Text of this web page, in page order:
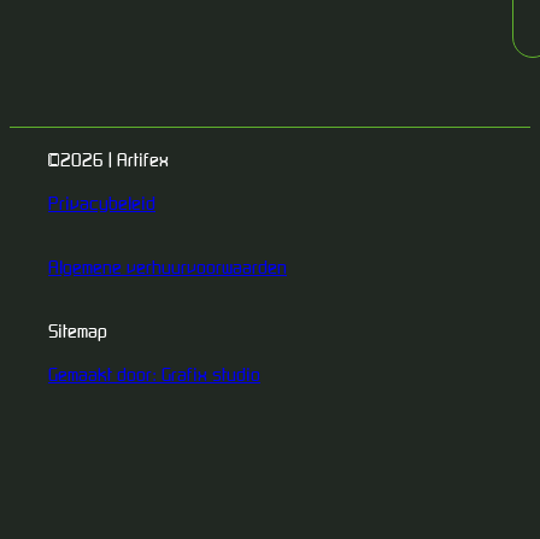
©2026 | Artifex
Privacybeleid
Algemene verhuurvoorwaarden
Sitemap
Gemaakt door: Grafix studio